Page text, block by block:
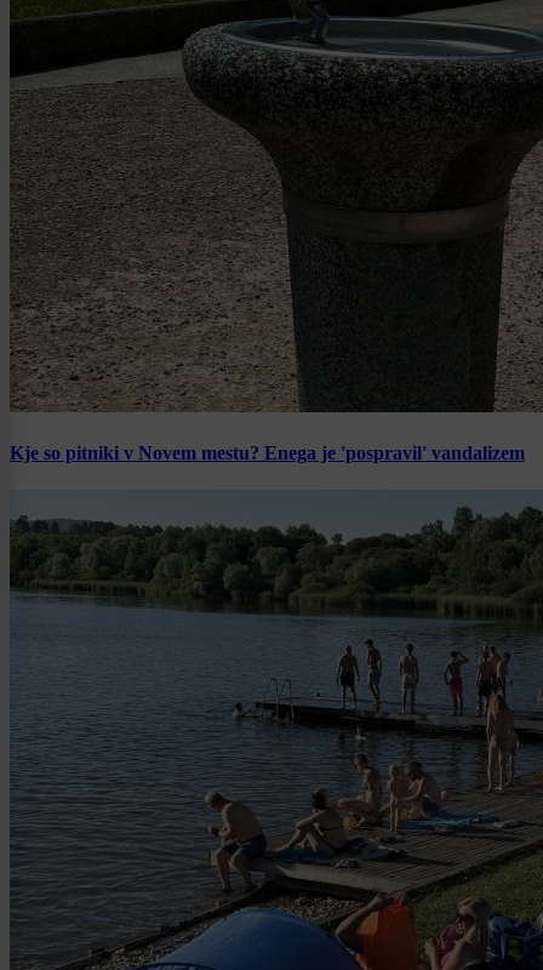
Kje so pitniki v Novem mestu? Enega je 'pospravil' vandalizem